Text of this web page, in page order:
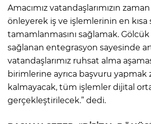
Amacımız vatandaşlarımızın zaman
önleyerek iş ve işlemlerinin en kısa
tamamlanmasını sağlamak.
sağlanan entegrasyon sayesinde
vatandaşlarımız ruhsat alma
birimlerine ayrıca başvuru yapmak
kalmayacak, tüm işlemler dijital
gerçekleştirilecek.” dedi.